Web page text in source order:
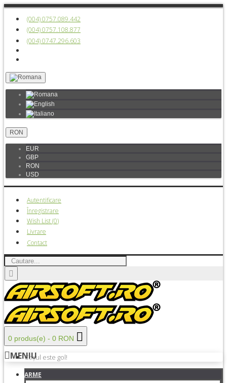
(004) 0757.089.442
(004) 0757.108.877
(004) 0747.296.603
RON
EUR
GBP
RON
USD
Autentificare
Înregistrare
Wish List (0)
Livrare
Contact
0 produs(e) - 0 RON
Coșul este gol!
MENIU
ARME